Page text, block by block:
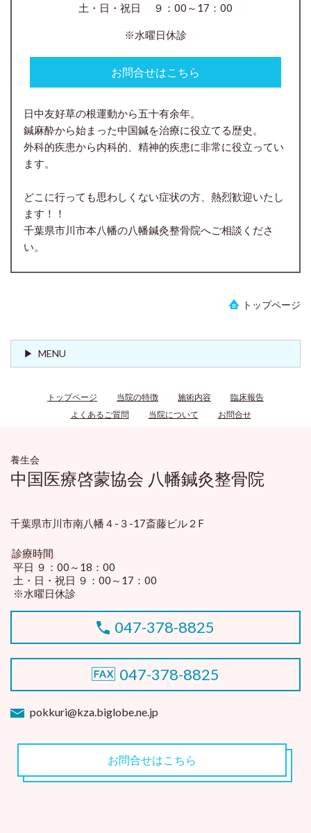
土・日・祝日 ９：00～17：00
※水曜日休診
お問合せはこちら
日中友好草の根運動から五十有余年。
鍼麻酔から始まった中国鍼を治療に役立てる歴史。
外科的疾患から内科的、精神的疾患に非常に役立ってい
ます。
どこに行っても思わしくない症状の方、熱烈歓迎いたし
ます！！
千葉県市川市本八幡の八幡鍼灸整骨院へご相談くださ
い。
トップページ
MENU
トップページ 当院の特徴 施術内容
臨床報告
よくあるご質問
当院について お問合せ
養生会
中国医療啓蒙協会 八幡鍼灸整骨院
千葉県市川市南八幡４-３-17斎藤ビル２F
診療時間
平日 ９：00～18：00
土・日・祝日 ９：00～17：00
※水曜日休診
047-378-8825
047-378-8825
pokkuri@kza.biglobe.ne.jp
お問合せはこちら